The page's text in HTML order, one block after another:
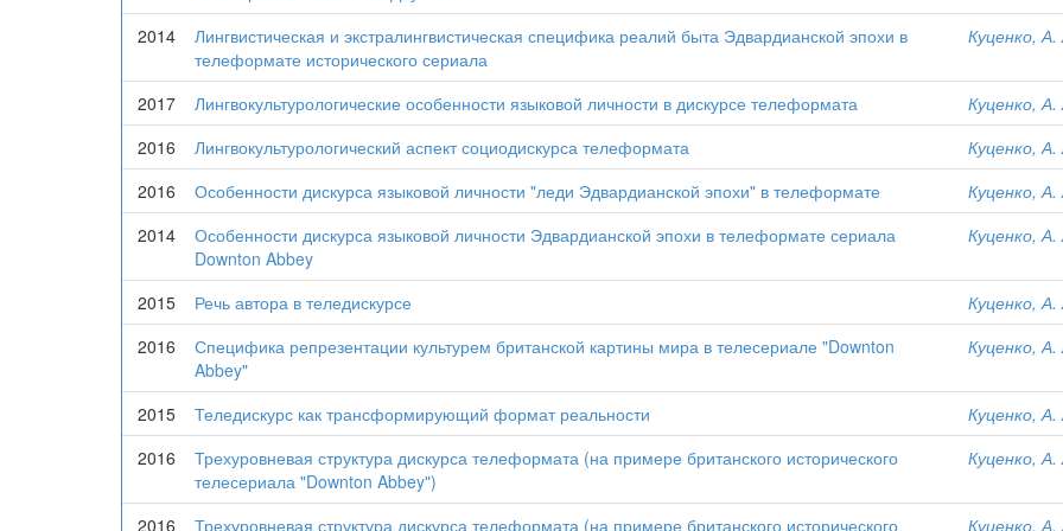
2014
Лингвистическая и экстралингвистическая специфика реалий быта Эдвардианской эпохи в
телеформате исторического сериала
Куценко, А.
2017 Лингвокультурологические особенности языковой личности в дискурсе телеформата
Куценко, А.
2016
Лингвокультурологический аспект социодискурса телеформата
Куценко, А.
2016
Особенности дискурса языковой личности "леди Эдвардианской эпохи" в телеформате
Куценко, А.
2014
Особенности дискурса языковой личности Эдвардианской эпохи в телеформате сериала
Downton Abbey
Куценко, А.
2015 Речь автора в теледискурсе
Куценко, А.
2016
Специфика репрезентации культурем британской картины мира в телесериале "Downton
Abbey"
Куценко, А.
2015 Теледискурс как трансформирующий формат реальности
Куценко, А.
2016
Трехуровневая структура дискурса телеформата (на примере британского исторического
телесериала "Downton Abbey")
Куценко, А.
2016 Трехуровневая структура дискурса телеформата (на примере британского исторического Куценко, А.